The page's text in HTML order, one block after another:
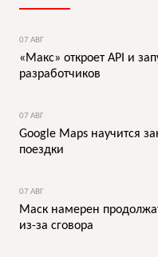
07 АВГ
«Макс» откроет API и
разработчиков
07 АВГ
Google Maps научится
поездки
07 АВГ
Маск намерен
из-за сговора